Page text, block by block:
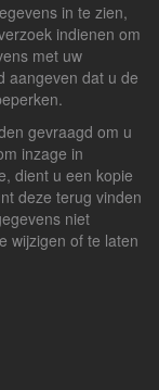
in te zien,
indienen om
met uw
aangeven dat u de
gevraagd om u
inzage in
dient u een kopie
deze terug vinden
niet
wijzigen of te laten